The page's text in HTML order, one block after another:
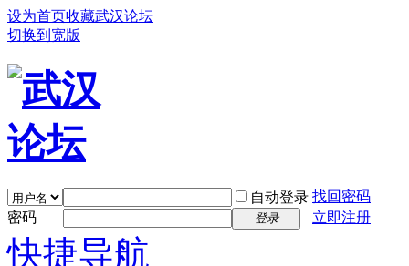
设为首页收藏武汉论坛
切换到宽版
自动登录 找回密码
密码
登录 立即注册
快捷导航